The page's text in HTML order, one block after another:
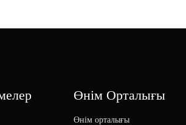
Өнім Орталығы
Өнім орталығы